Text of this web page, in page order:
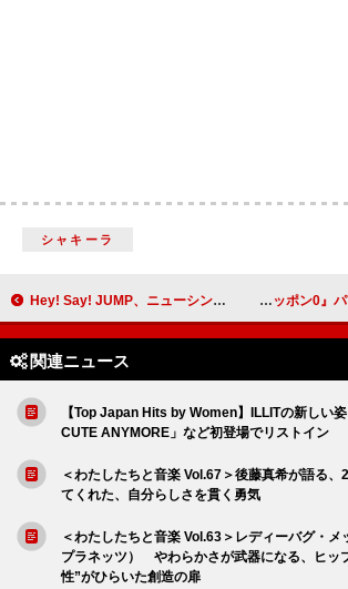
シャキーラ
Hey! Say! JUMP、ニューシングルは伊野尾慧×松本穂香W主演ドラマ『50分間の恋人』主題歌 IMP.、7人全員で『オー
関連ニュース
【Top Japan Hits by Women】ILLITの新しい
CUTE ANYMORE」など初登場でリストイン
＜わたしたちと音楽 Vol.67＞後藤真希が語る、
てくれた、自分らしさを貫く勇気
＜わたしたちと音楽 Vol.63＞レディーバグ・メ
プラネッツ） やわらかさが武器になる、ヒッ
性”がひらいた創造の扉